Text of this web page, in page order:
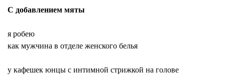
С добавлением мяты
я робею
как мужчина в отделе женского белья
у кафешек юнцы с интимной стрижкой на голове